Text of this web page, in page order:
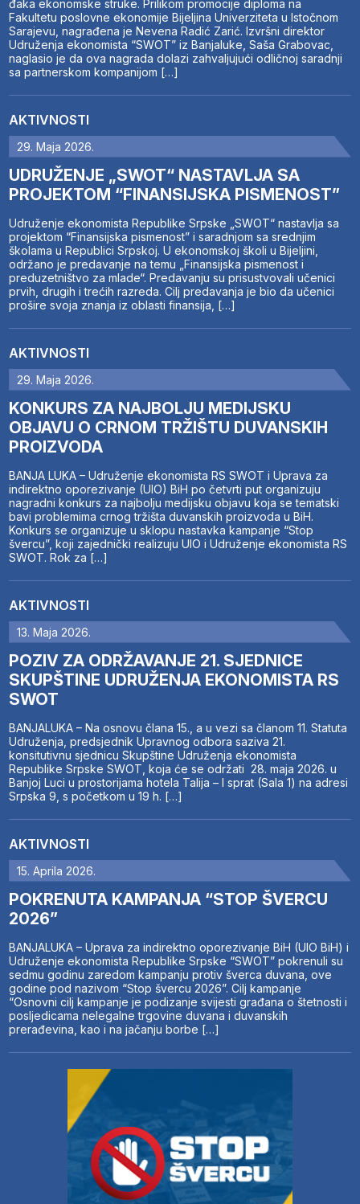
đaka ekonomske struke. Prilikom promocije diploma na
Fakultetu poslovne ekonomije Bijeljina Univerziteta u Istočnom
Sarajevu, nagrađena je Nevena Radić Zarić. Izvršni direktor
Udruženja ekonomista “SWOT” iz Banjaluke, Saša Grabovac,
naglasio je da ova nagrada dolazi zahvaljujući odličnoj saradnji
sa partnerskom kompanijom […]
AKTIVNOSTI
29. Maja 2026.
UDRUŽENJE „SWOT“ NASTAVLJA SA
PROJEKTOM “FINANSIJSKA PISMENOST”
Udruženje ekonomista Republike Srpske „SWOT“ nastavlja sa
projektom “Finansijska pismenost” i saradnjom sa srednjim
školama u Republici Srpskoj. U ekonomskoj školi u Bijeljini,
održano je predavanje na temu „Finansijska pismenost i
preduzetništvo za mlade“. Predavanju su prisustvovali učenici
prvih, drugih i trećih razreda. Cilj predavanja je bio da učenici
prošire svoja znanja iz oblasti finansija, […]
AKTIVNOSTI
29. Maja 2026.
KONKURS ZA NAJBOLJU MEDIJSKU
OBJAVU O CRNOM TRŽIŠTU DUVANSKIH
PROIZVODA
BANJA LUKA – Udruženje ekonomista RS SWOT i Uprava za
indirektno oporezivanje (UIO) BiH po četvrti put organizuju
nagradni konkurs za najbolju medijsku objavu koja se tematski
bavi problemima crnog tržišta duvanskih proizvoda u BiH.
Konkurs se organizuje u sklopu nastavka kampanje “Stop
švercu”, koji zajednički realizuju UIO i Udruženje ekonomista RS
SWOT. Rok za […]
AKTIVNOSTI
13. Maja 2026.
POZIV ZA ODRŽAVANJE 21. SJEDNICE
SKUPŠTINE UDRUŽENJA EKONOMISTA RS
SWOT
BANJALUKA – Na osnovu člana 15., a u vezi sa članom 11. Statuta
Udruženja, predsjednik Upravnog odbora saziva 21.
konsitutivnu sjednicu Skupštine Udruženja ekonomista
Republike Srpske SWOT, koja će se održati 28. maja 2026. u
Banjoj Luci u prostorijama hotela Talija – I sprat (Sala 1) na adresi
Srpska 9, s početkom u 19 h. […]
AKTIVNOSTI
15. Aprila 2026.
POKRENUTA KAMPANJA “STOP ŠVERCU
2026”
BANJALUKA – Uprava za indirektno oporezivanje BiH (UIO BiH) i
Udruženje ekonomista Republike Srpske “SWOT” pokrenuli su
sedmu godinu zaredom kampanju protiv šverca duvana, ove
godine pod nazivom “Stop švercu 2026”. Cilj kampanje
“Osnovni cilj kampanje je podizanje svijesti građana o štetnosti i
posljedicama nelegalne trgovine duvana i duvanskih
prerađevina, kao i na jačanju borbe […]